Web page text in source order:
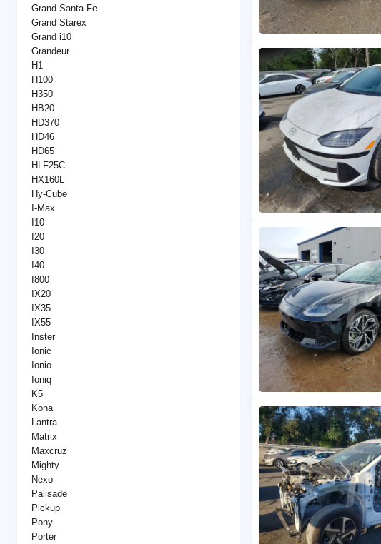
Grand Santa Fe
Grand Starex
Grand i10
Grandeur
H1
H100
H350
HB20
HD370
HD46
HD65
HLF25C
HX160L
Hy-Cube
I-Max
I10
I20
I30
I40
I800
IX20
IX35
IX55
Inster
Ionic
Ionio
Ioniq
K5
Kona
Lantra
Matrix
Maxcruz
Mighty
Nexo
Palisade
Pickup
Pony
Porter